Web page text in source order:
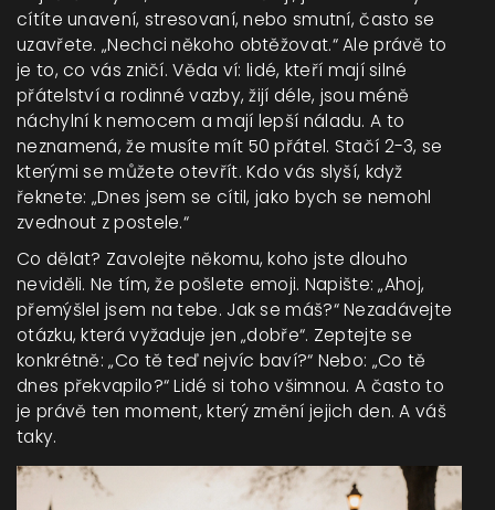
cítíte unavení, stresovaní, nebo smutní, často se
uzavřete. „Nechci někoho obtěžovat.“ Ale právě to
je to, co vás zničí. Věda ví: lidé, kteří mají silné
přátelství a rodinné vazby, žijí déle, jsou méně
náchylní k nemocem a mají lepší náladu. A to
neznamená, že musíte mít 50 přátel. Stačí 2-3, se
kterými se můžete otevřít. Kdo vás slyší, když
řeknete: „Dnes jsem se cítil, jako bych se nemohl
zvednout z postele.“
Co dělat? Zavolejte někomu, koho jste dlouho
neviděli. Ne tím, že pošlete emoji. Napište: „Ahoj,
přemýšlel jsem na tebe. Jak se máš?“ Nezadávejte
otázku, která vyžaduje jen „dobře“. Zeptejte se
konkrétně: „Co tě teď nejvíc baví?“ Nebo: „Co tě
dnes překvapilo?“ Lidé si toho všimnou. A často to
je právě ten moment, který změní jejich den. A váš
taky.